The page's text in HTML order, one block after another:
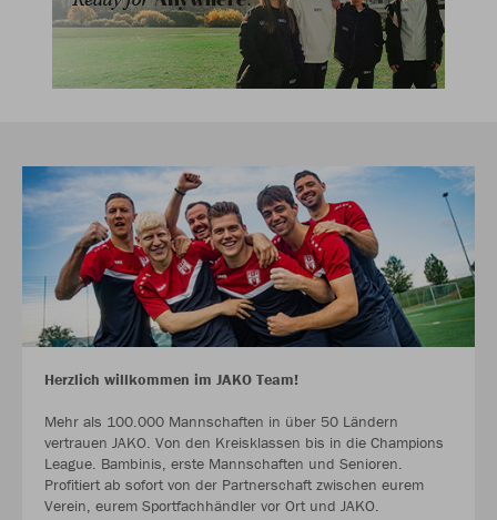
Herzlich willkommen im JAKO Team!
Mehr als 100.000 Mannschaften in über 50 Ländern
vertrauen JAKO. Von den Kreisklassen bis in die Champions
League. Bambinis, erste Mannschaften und Senioren.
Profitiert ab sofort von der Partnerschaft zwischen eurem
Verein, eurem Sportfachhändler vor Ort und JAKO.